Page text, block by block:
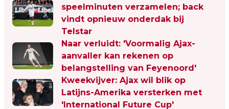
speelminuten verzamelen; back
vindt opnieuw onderdak bij
Telstar
Naar verluidt: 'Voormalig Ajax-
aanvaller kan rekenen op
belangstelling van Feyenoord'
Kweekvijver: Ajax wil blik op
Latijns-Amerika versterken met
'International Future Cup'